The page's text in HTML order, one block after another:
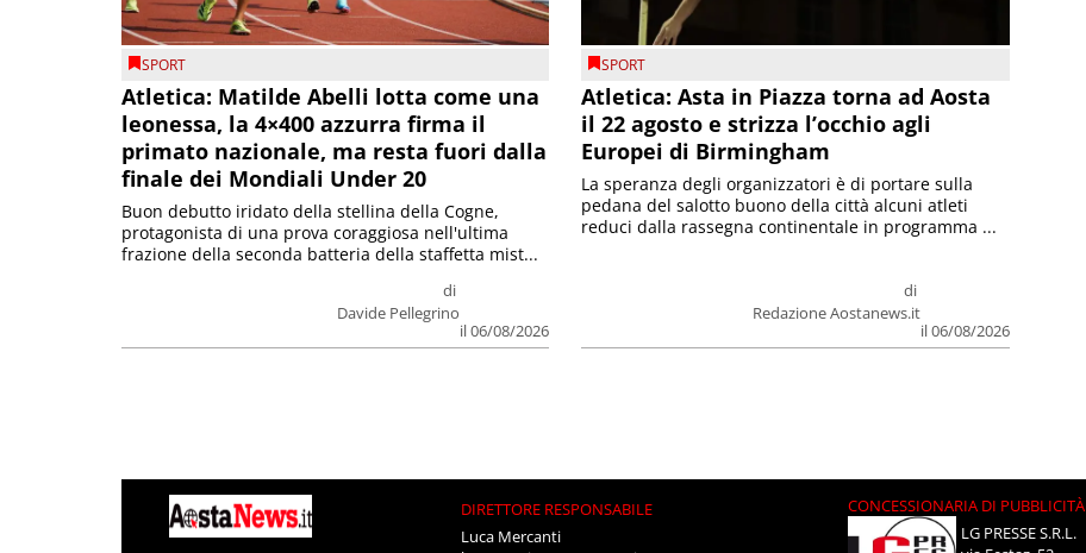
SPORT
Atletica: Matilde Abelli lotta come una
leonessa, la 4×400 azzurra firma il
primato nazionale, ma resta fuori dalla
finale dei Mondiali Under 20
di
Davide Pellegrino
il 06/08/2026
Buon debutto iridato della stellina della Cogne,
protagonista di una prova coraggiosa nell'ultima
frazione della seconda batteria della staffetta mist...
SPORT
Atletica: Asta in Piazza torna ad Aosta
il 22 agosto e strizza l’occhio agli
Europei di Birmingham
di
Redazione Aostanews.it
il 06/08/2026
La speranza degli organizzatori è di portare sulla
pedana del salotto buono della città alcuni atleti
reduci dalla rassegna continentale in programma ...
DIRETTORE RESPONSABILE
Luca Mercanti
CONCESSIONARIA DI PUBBLICITÀ
LG PRESSE S.R.L.